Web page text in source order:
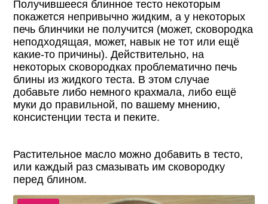
Получившееся блинное тесто некоторым
покажется непривычно жидким, а у некоторых
печь блинчики не получится (может, сковородка
неподходящая, может, навык не тот или ещё
какие-то причины). Действительно, на
некоторых сковородках проблематично печь
блины из жидкого теста. В этом случае
добавьте либо немного крахмала, либо ещё
муки до правильной, по вашему мнению,
консистенции теста и пеките.
Растительное масло можно добавить в тесто,
или каждый раз смазывать им сковородку
перед блином.